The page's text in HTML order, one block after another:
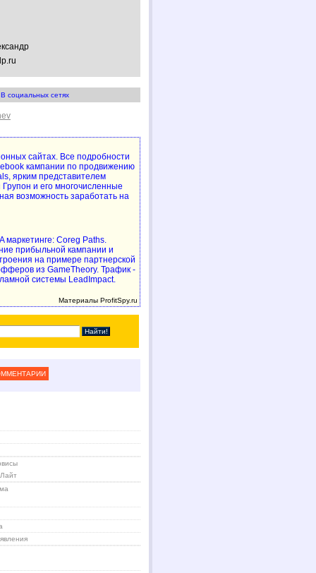
В социальных сетях
сайтах. Все подробности
кампании по продвижению
ярким представителем
и его многочисленные
возможность заработать на
маркетинге: Coreg Paths.
прибыльной кампании и
на примере партнерской
из GameTheory. Трафик -
системы LeadImpact.
Материалы ProfitSpy.ru